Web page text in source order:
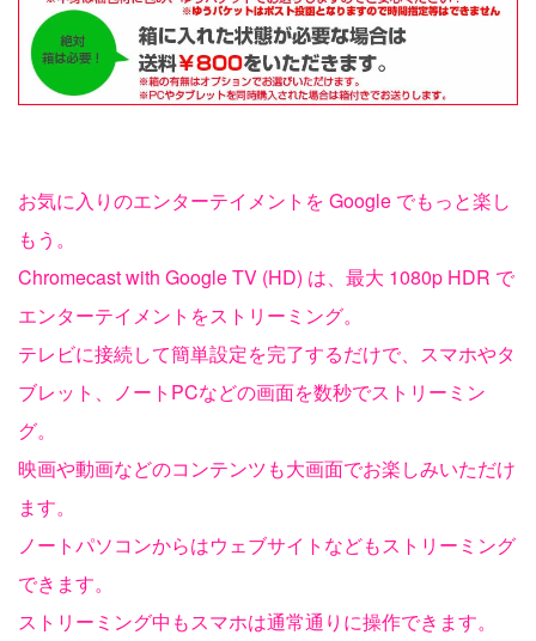
お気に入りのエンターテイメントを Google でもっと楽し
もう。
Chromecast with Google TV (HD) は、最大 1080p HDR で
エンターテイメントをストリーミング。
テレビに接続して簡単設定を完了するだけで、スマホやタ
ブレット、ノートPCなどの画面を数秒でストリーミン
グ。
映画や動画などのコンテンツも大画面でお楽しみいただけ
ます。
ノートパソコンからはウェブサイトなどもストリーミング
できます。
ストリーミング中もスマホは通常通りに操作できます。